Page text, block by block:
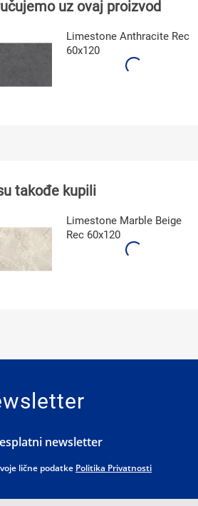
uz ovaj proizvod
Limestone Anthracite Rec
60x120
takođe kupili
Limestone Marble Beige
Rec 60x120
newsletter
lične podatke Politika Privatnosti